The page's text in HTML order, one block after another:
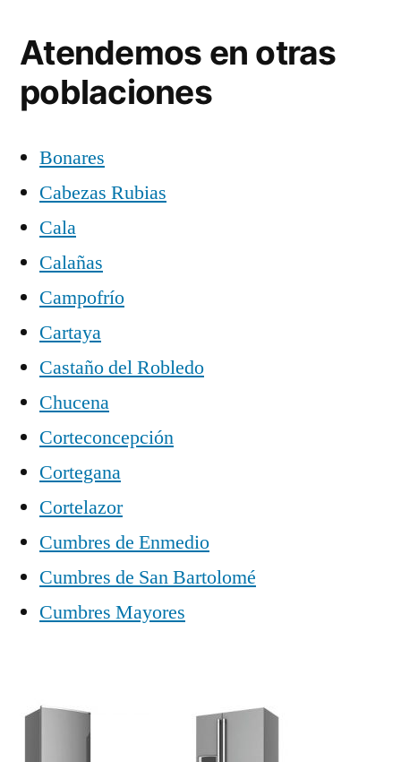
Atendemos en otras
poblaciones
Bonares
Cabezas Rubias
Cala
Calañas
Campofrío
Cartaya
Castaño del Robledo
Chucena
Corteconcepción
Cortegana
Cortelazor
Cumbres de Enmedio
Cumbres de San Bartolomé
Cumbres Mayores